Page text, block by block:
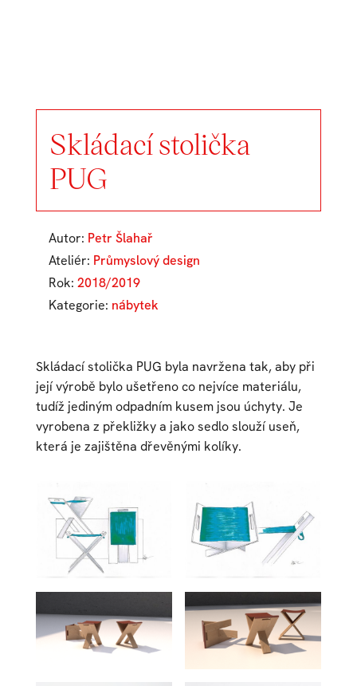
Skládací stolička
PUG
Autor: Petr Šlahař
Ateliér: Průmyslový design
Rok: 2018/2019
Kategorie: ​nábytek
Skládací stolička PUG byla navržena tak, aby při
její výrobě bylo ušetřeno co nejvíce materiálu,
tudíž jediným odpadním kusem jsou úchyty. Je
vyrobena z překližky a jako sedlo slouží useň,
která je zajištěna dřevěnými kolíky.